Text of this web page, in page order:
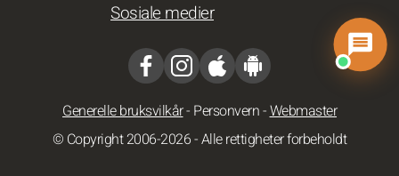
Sosiale medier
Generelle bruksvilkår- Personvern-Webmaster
© Copyright 2006-2026 - Alle rettigheter forbeholdt